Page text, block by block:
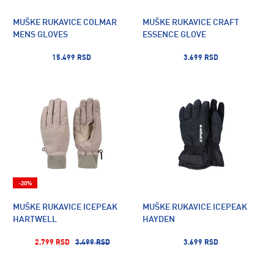
MUŠKE RUKAVICE COLMAR
MENS GLOVES
15.499 RSD
MUŠKE RUKAVICE CRAFT
ESSENCE GLOVE
3.699 RSD
MUŠKE RUKAVICE ICEPEAK
HARTWELL
2.799 RSD 3.499 RSD
-20%
MUŠKE RUKAVICE ICEPEAK
HAYDEN
3.699 RSD